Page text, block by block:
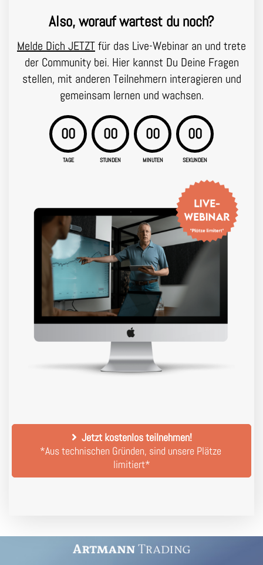
Also, worauf wartest du noch?
Melde Dich JETZTfür das Live-Webinar an und trete
der Community bei. Hier kannst Du Deine Fragen
stellen, mit anderen Teilnehmern interagieren und
gemeinsam lernen und wachsen.
00
TAGE
00
STUNDEN
00
MINUTEN
00
SEKUNDEN
Jetzt kostenlos teilnehmen!
*Aus technischen Gründen, sind unsere Plätze
limitiert*